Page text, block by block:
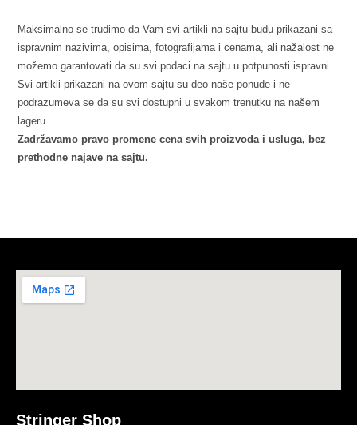
Maksimalno se trudimo da Vam svi artikli na sajtu budu prikazani sa
ispravnim nazivima, opisima, fotografijama i cenama, ali nažalost ne
možemo garantovati da su svi podaci na sajtu u potpunosti ispravni.
Svi artikli prikazani na ovom sajtu su deo naše ponude i ne
podrazumeva se da su svi dostupni u svakom trenutku na našem
lageru.
Zadržavamo pravo promene cena svih proizvoda i usluga, bez
prethodne najave na sajtu.
Stringer Shop